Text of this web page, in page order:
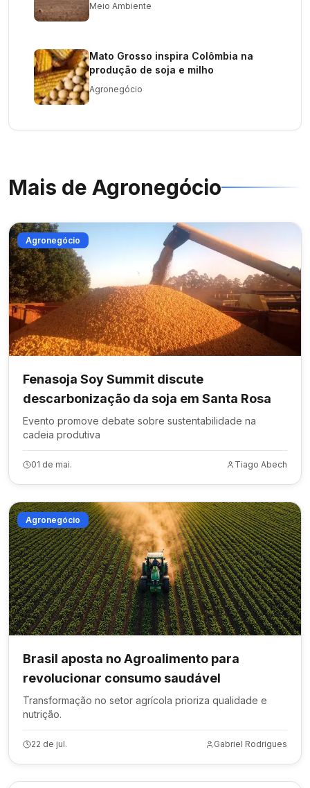
Meio Ambiente
Mato Grosso inspira Colômbia na
produção de soja e milho
Agronegócio
Mais de Agronegócio
Agronegócio
Fenasoja Soy Summit discute
descarbonização da soja em Santa Rosa
Evento promove debate sobre sustentabilidade na
cadeia produtiva
01 de mai. Tiago Abech
Agronegócio
Brasil aposta no Agroalimento para
revolucionar consumo saudável
Transformação no setor agrícola prioriza qualidade e
nutrição.
22 de jul. Gabriel Rodrigues